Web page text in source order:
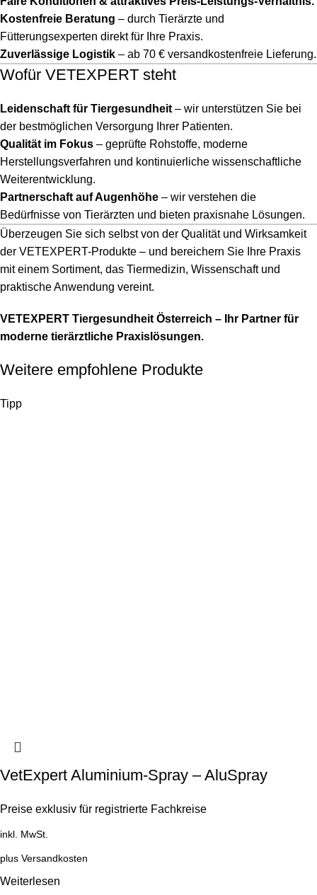
Kostenfreie Beratung – durch Tierärzte und
Fütterungsexperten direkt für Ihre Praxis.
Zuverlässige Logistik – ab 70 € versandkostenfreie Lieferung.
Wofür VETEXPERT steht
Leidenschaft für Tiergesundheit – wir unterstützen Sie bei
der bestmöglichen Versorgung Ihrer Patienten.
Qualität im Fokus – geprüfte Rohstoffe, moderne
Herstellungsverfahren und kontinuierliche wissenschaftliche
Weiterentwicklung.
Partnerschaft auf Augenhöhe – wir verstehen die
Bedürfnisse von Tierärzten und bieten praxisnahe Lösungen.
Überzeugen Sie sich selbst von der Qualität und Wirksamkeit
der VETEXPERT-Produkte – und bereichern Sie Ihre Praxis
mit einem Sortiment, das Tiermedizin, Wissenschaft und
praktische Anwendung vereint.
VETEXPERT Tiergesundheit Österreich – Ihr Partner für
moderne tierärztliche Praxislösungen.
Weitere empfohlene Produkte
Tipp
VetExpert Aluminium-Spray – AluSpray
Preise exklusiv für registrierte Fachkreise
inkl. MwSt.
plus Versandkosten
Weiterlesen